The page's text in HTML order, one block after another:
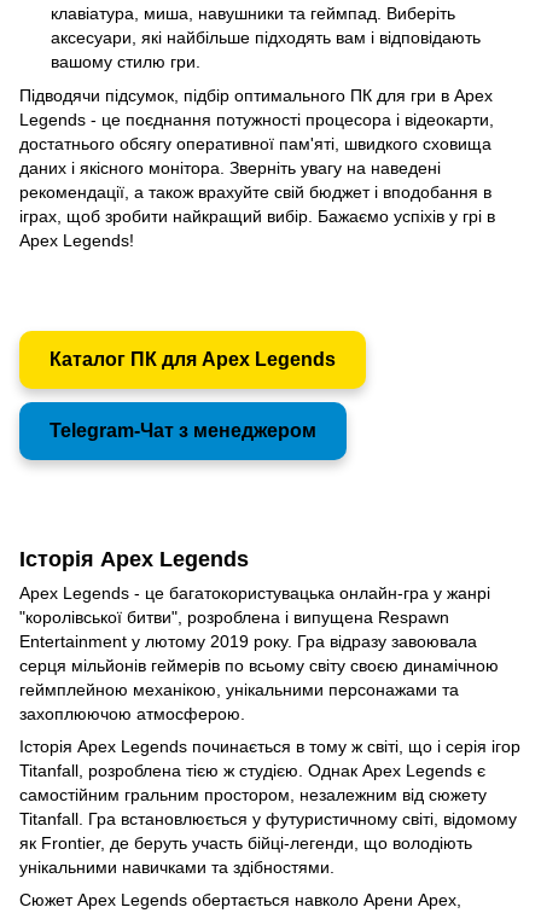
клавіатура, миша, навушники та геймпад. Виберіть
аксесуари, які найбільше підходять вам і відповідають
вашому стилю гри.
Підводячи підсумок, підбір оптимального ПК для гри в Apex
Legends - це поєднання потужності процесора і відеокарти,
достатнього обсягу оперативної пам'яті, швидкого сховища
даних і якісного монітора. Зверніть увагу на наведені
рекомендації, а також врахуйте свій бюджет і вподобання в
іграх, щоб зробити найкращий вибір. Бажаємо успіхів у грі в
Apex Legends!
Каталог ПК для Apex Legends
Telegram-Чат з менеджером
Історія Apex Legends
Apex Legends - це багатокористувацька онлайн-гра у жанрі
"королівської битви", розроблена і випущена Respawn
Entertainment у лютому 2019 року. Гра відразу завоювала
серця мільйонів геймерів по всьому світу своєю динамічною
геймплейною механікою, унікальними персонажами та
захоплюючою атмосферою.
Історія Apex Legends починається в тому ж світі, що і серія ігор
Titanfall, розроблена тією ж студією. Однак Apex Legends є
самостійним гральним простором, незалежним від сюжету
Titanfall. Гра встановлюється у футуристичному світі, відомому
як Frontier, де беруть участь бійці-легенди, що володіють
унікальними навичками та здібностями.
Сюжет Apex Legends обертається навколо Арени Apex,